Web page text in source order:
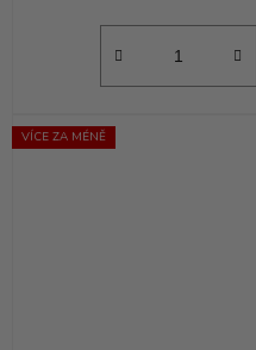
VÍCE ZA MÉNĚ